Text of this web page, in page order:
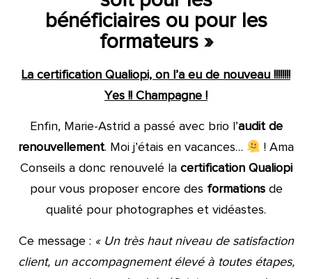
bénéficiaires ou pour les
formateurs »
La certification Qualiopi, on l’a eu de nouveau !!!!!!!!
Yes !! Champagne !
Enfin, Marie-Astrid a passé avec brio l’audit de
renouvellement. Moi j’étais en vacances…
! Ama
Conseils a donc renouvelé la certification Qualiopi
pour vous proposer encore des formationsde
qualité pour photographes et vidéastes.
Ce message : « Un très haut niveau de satisfaction
client, un accompagnement élevé à toutes étapes,